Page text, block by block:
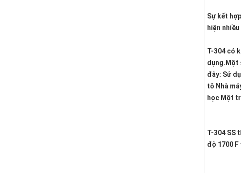
Sự kết
hiện
T-304 có
dụng.Một
đây: Sử
tô Nhà
học Một
T-304 SS
độ 1700